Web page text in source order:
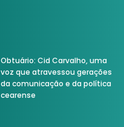
Obtuário: Cid Carvalho, uma
voz que atravessou gerações
da comunicação e da política
cearense